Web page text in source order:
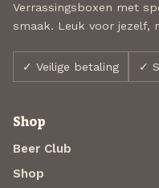
Verrassingsboxen met
smaak. Leuk voor jezelf,
✓ Veilige betaling ✓
Shop
Beer Club
Shop